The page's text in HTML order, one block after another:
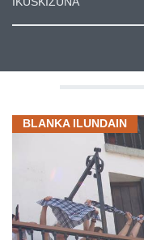
BLANKA ILUNDAIN